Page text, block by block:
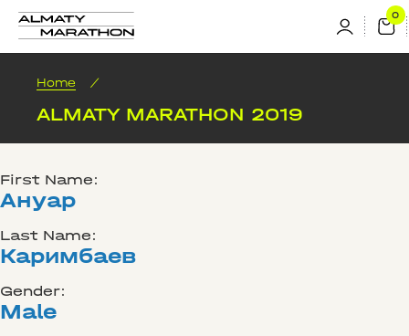
Home /
ALMATY MARATHON 2019
First Name:
Ануар
Last Name:
Каримбаев
Gender:
Male